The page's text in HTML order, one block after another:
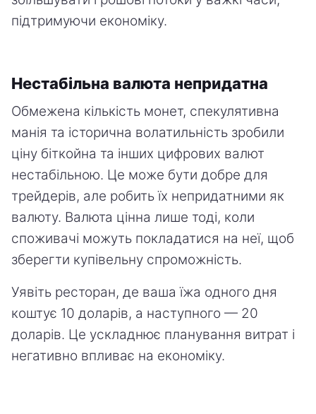
підтримуючи економіку.
Нестабільна валюта непридатна
Обмежена кількість монет, спекулятивна
манія та історична волатильність зробили
ціну біткойна та інших цифрових валют
нестабільною. Це може бути добре для
трейдерів, але робить їх непридатними як
валюту. Валюта цінна лише тоді, коли
споживачі можуть покладатися на неї, щоб
зберегти купівельну спроможність.
Уявіть ресторан, де ваша їжа одного дня
коштує 10 доларів, а наступного — 20
доларів. Це ускладнює планування витрат і
негативно впливає на економіку.